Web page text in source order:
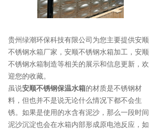
贵州绿潮环保科技有限公司为您主要提供安顺
不锈钢水箱厂家 ，安顺不锈钢水箱加工，安顺
不锈钢水箱制造等相关的展示和信息更新，欢
迎您的收藏。
虽说安顺不锈钢保温水箱的材质是不锈钢材
料，但也并不是说无论什么情况下都不会生
锈。如果是使用的水含有泥沙，那么一段时间
泥沙沉淀也会在水箱内部形成原电池反应，如